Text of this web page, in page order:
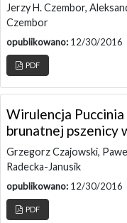
Jerzy H. Czembor,
Czembor
opublikowano: 12/30/2016
PDF
Wirulencja
brunatnej pszenicy
Grzegorz Czajowski,
Radecka-Janusik
opublikowano: 12/30/2016
PDF